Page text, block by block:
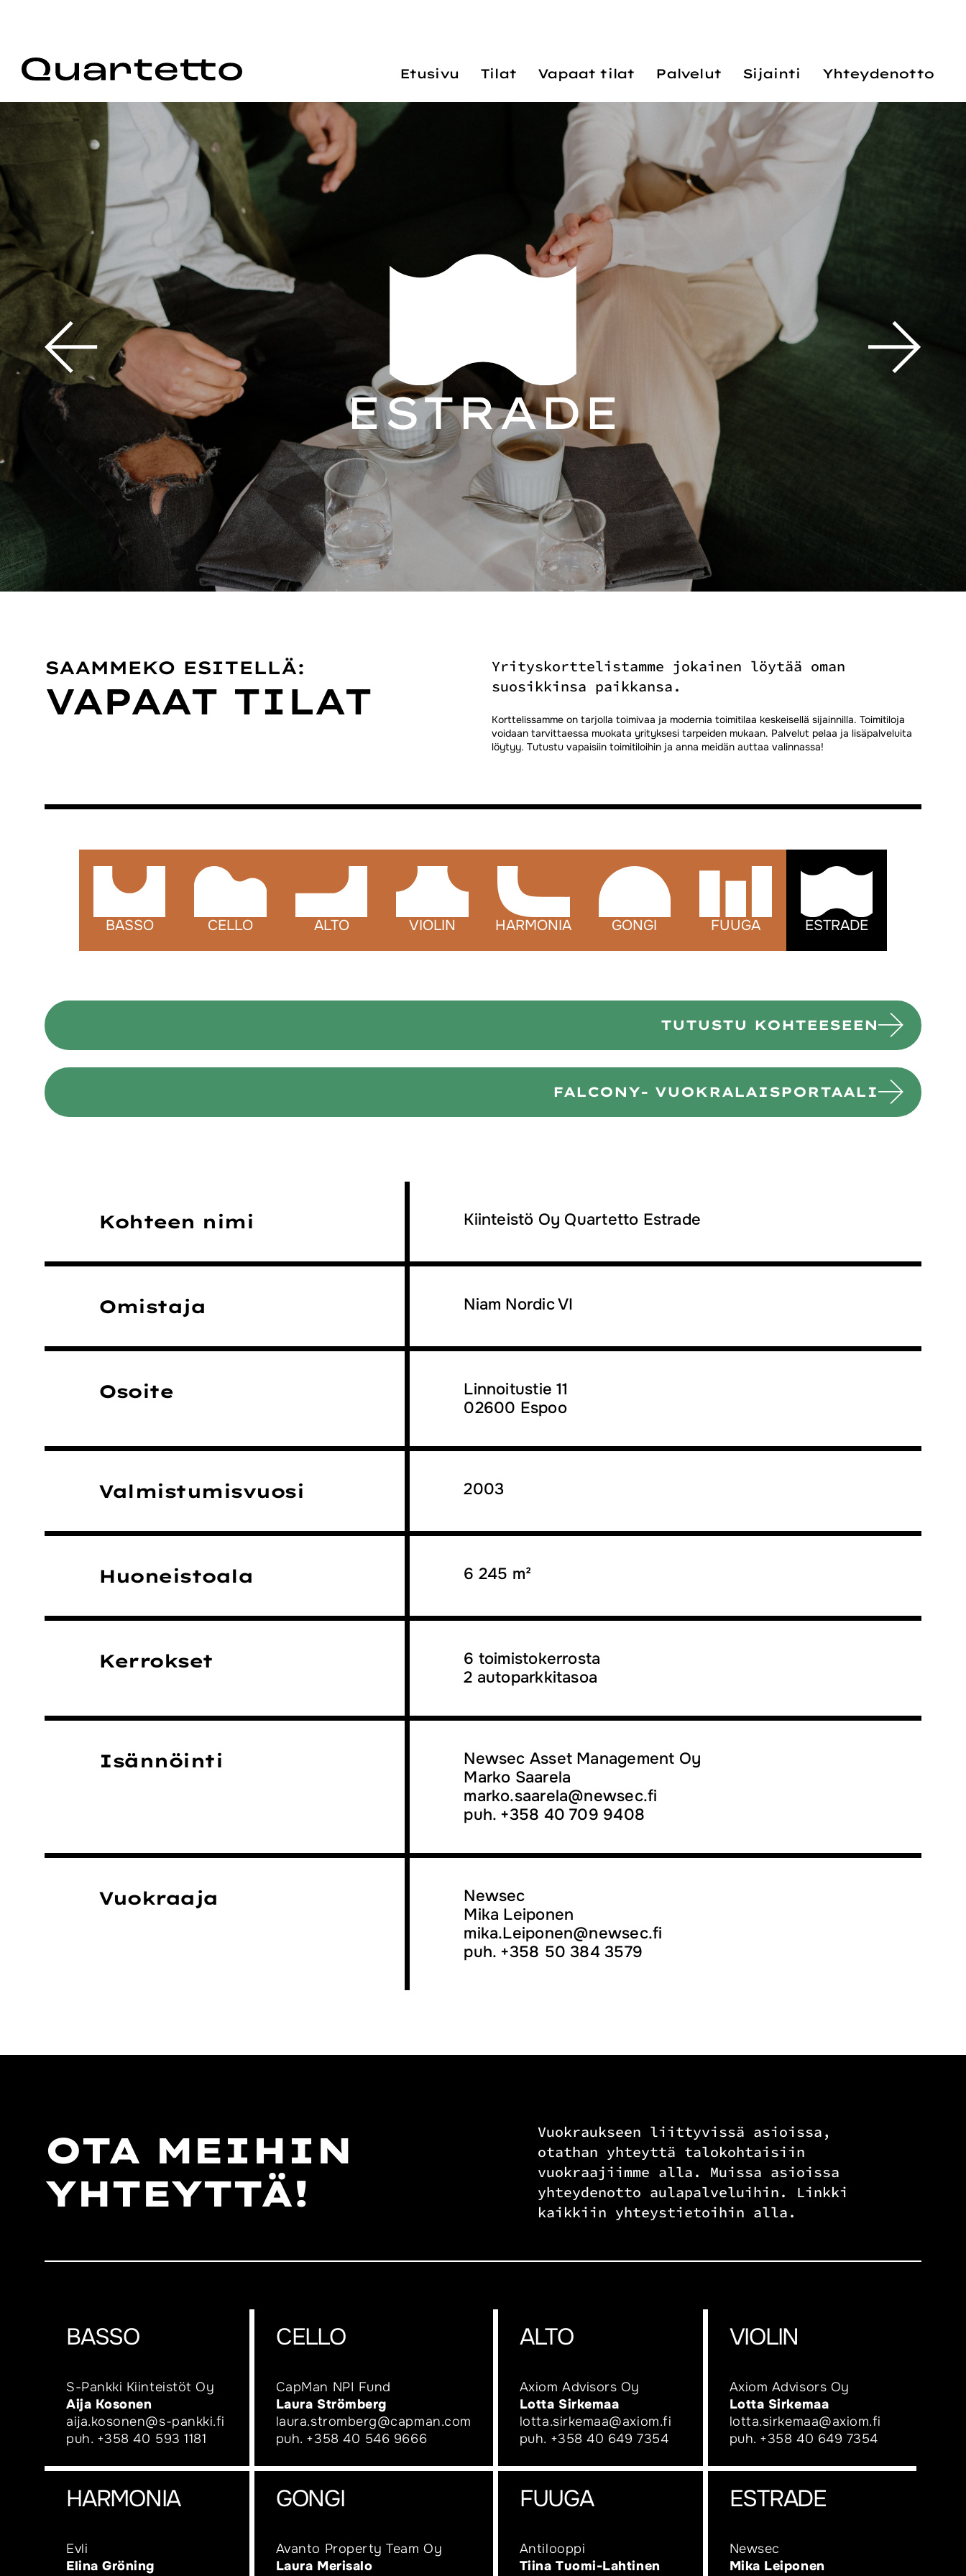
Etusivu Tilat Vapaat tilat Palvelut Sijainti Yhteydenotto
ESTRADE
SAAMMEKO ESITELLÄ:
VAPAAT TILAT
Yrityskorttelistamme jokainen löytää oman
suosikkinsa paikkansa.
Korttelissamme on tarjolla toimivaa ja modernia toimitilaa keskeisellä sijainnilla. Toimitiloja
voidaan tarvittaessa muokata yrityksesi tarpeiden mukaan. Palvelut pelaa ja lisäpalveluita
löytyy. Tutustu vapaisiin toimitiloihin ja anna meidän auttaa valinnassa!
BASSO CELLO ALTO VIOLIN HARMONIA GONGI FUUGA ESTRADE
TUTUSTU KOHTEESEEN
FALCONY- VUOKRALAISPORTAALI
Kohteen nimi Kiinteistö Oy Quartetto Estrade
Omistaja Niam Nordic VI
Osoite
Linnoitustie 11
02600 Espoo
Valmistumisvuosi 2003
Huoneistoala 6 245 m²
Kerrokset
6 toimistokerrosta
2 autoparkkitasoa
Isännöinti
Newsec Asset Management Oy
Marko Saarela
marko.saarela@newsec.fi
puh. +358 40 709 9408
Vuokraaja
Newsec
Mika Leiponen
mika.Leiponen@newsec.fi
puh. +358 50 384 3579
OTA MEIHIN
YHTEYTTÄ!
Vuokraukseen liittyvissä asioissa,
otathan yhteyttä talokohtaisiin
vuokraajiimme alla. Muissa asioissa
yhteydenotto aulapalveluihin. Linkki
kaikkiin yhteystietoihin alla.
BASSO
S-Pankki Kiinteistöt Oy
Aija Kosonen
aija.kosonen@s-pankki.fi
puh. +358 40 593 1181
CELLO
CapMan NPI Fund
Laura Strömberg
laura.stromberg@capman.com
puh. +358 40 546 9666
ALTO
Axiom Advisors Oy
Lotta Sirkemaa
lotta.sirkemaa@axiom.fi
puh. +358 40 649 7354
VIOLIN
Axiom Advisors Oy
Lotta Sirkemaa
lotta.sirkemaa@axiom.fi
puh. +358 40 649 7354
HARMONIA
Evli
Elina Gröning
GONGI
Avanto Property Team Oy
Laura Merisalo
FUUGA
Antilooppi
Tiina Tuomi-Lahtinen
ESTRADE
Newsec
Mika Leiponen